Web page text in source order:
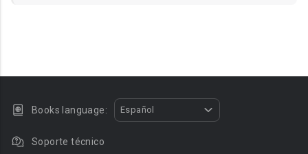
Books language: Español
Soporte técnico